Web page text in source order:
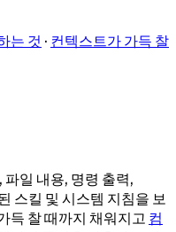
는 것 · 컨텍스트가 가득 찰
일 내용, 명령 출력,
스킬 및 시스템 지침을 보
득 찰 때까지 채워지고 컴